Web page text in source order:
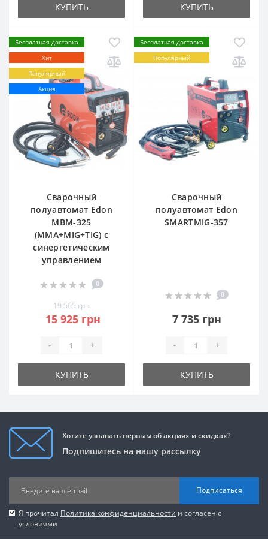
КУПИТЬ КУПИТЬ
Бесплатная доставка
Хит
Популярный
Акция
Сварочный
полуавтомат Edon
MBM-325
(MMA+MIG+TIG) с
синергетическим
управлением
0
19 565 грн
15 925 грн
- +
КУПИТЬ
Бесплатная доставка
Популярный
Сварочный
полуавтомат Edon
SMARTMIG-357
0
7 735 грн
- +
КУПИТЬ
Хотите узнавать первым об акциях и скидках?
Подпишитесь на нашу рассылку
Подписаться
Я прочитал Политика конфиденциальности и согласен с
условиями